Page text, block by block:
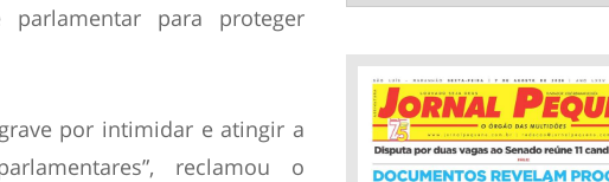
para proteger
por intimidar e atingir a
reclamou o